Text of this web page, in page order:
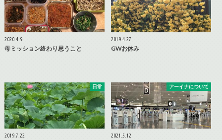
2020.4.9
母ミッション終わり思うこと
2019.4.27
GWお休み
日常
2019.7.22
アーイナについて
2021.5.12